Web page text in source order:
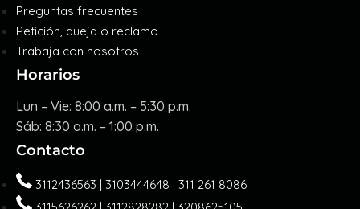
Preguntas frecuentes
Petición, queja o reclamo
Trabaja con nosotros
Horarios
Lun – Vie: 8:00 a.m. – 5:30 p.m.
Sáb: 8:30 a.m. – 1:00 p.m.
Contacto
3112436563 | 3103444648 | 311 261 8086